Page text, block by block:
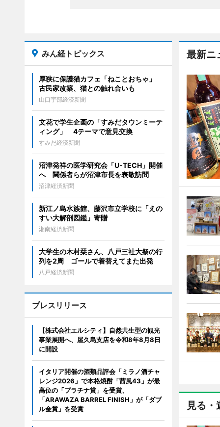
最新ニ
見る・
みん経トピックス
厚狭に保護猫カフェ「ねことおちゃ」
古民家改築、猫との触れ合いも
山口宇部経済新聞
文花で学生企画の「すみだタウンミーテ
ィング」 4テーマで意見交換
すみだ経済新聞
沼津発祥の医学研究会「U-TECH」開催
へ 関係者らが沼津市長を表敬訪問
沼津経済新聞
新江ノ島水族館、藤沢市立学校に「えの
すい大解剖図鑑」寄贈
湘南経済新聞
大学生の木村栞さん、八戸三社大祭の行
列を2周 ゴールで着替えてまた出発
八戸経済新聞
プレスリリース
【株式会社エルシティ】自然共生型の観光
事業展開へ、屋久島支店を令和8年8月8日
に開設
イタリア開催の酒類品評会「ミラノ酒チャ
レンジ2026」で本格焼酎「茜風43」が最
高位の「プラチナ賞」を受賞、
「ARAWAZA BARREL FINISH」が「ダブ
ル金賞」を受賞